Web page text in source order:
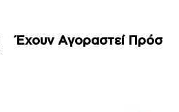
Έχουν Αγοραστεί